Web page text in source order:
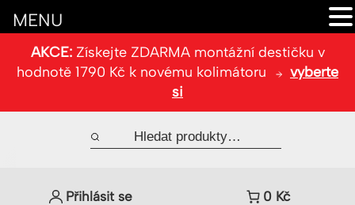
AKCE:Získejte ZDARMA montážní destičku v
hodnotě 1790 Kč k novému kolimátoru
vyberte
si
Přihlásit se 0 Kč
MENU